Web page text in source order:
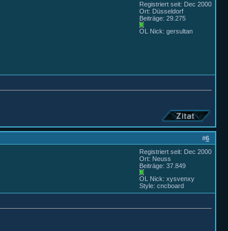
Registriert seit: Dec 2000
Ort: Düsseldorf
Beiträge: 29.275
OL Nick: gersultan
#6
Registriert seit: Dec 2000
Ort: Neuss
Beiträge: 37.849
OL Nick: xysvenxy
Style: cncboard